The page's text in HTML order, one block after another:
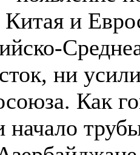
и
ни
Как
начало